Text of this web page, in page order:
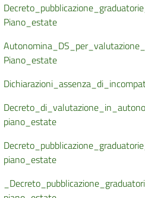
Piano_estate
Piano_estate
piano_estate
piano_estate